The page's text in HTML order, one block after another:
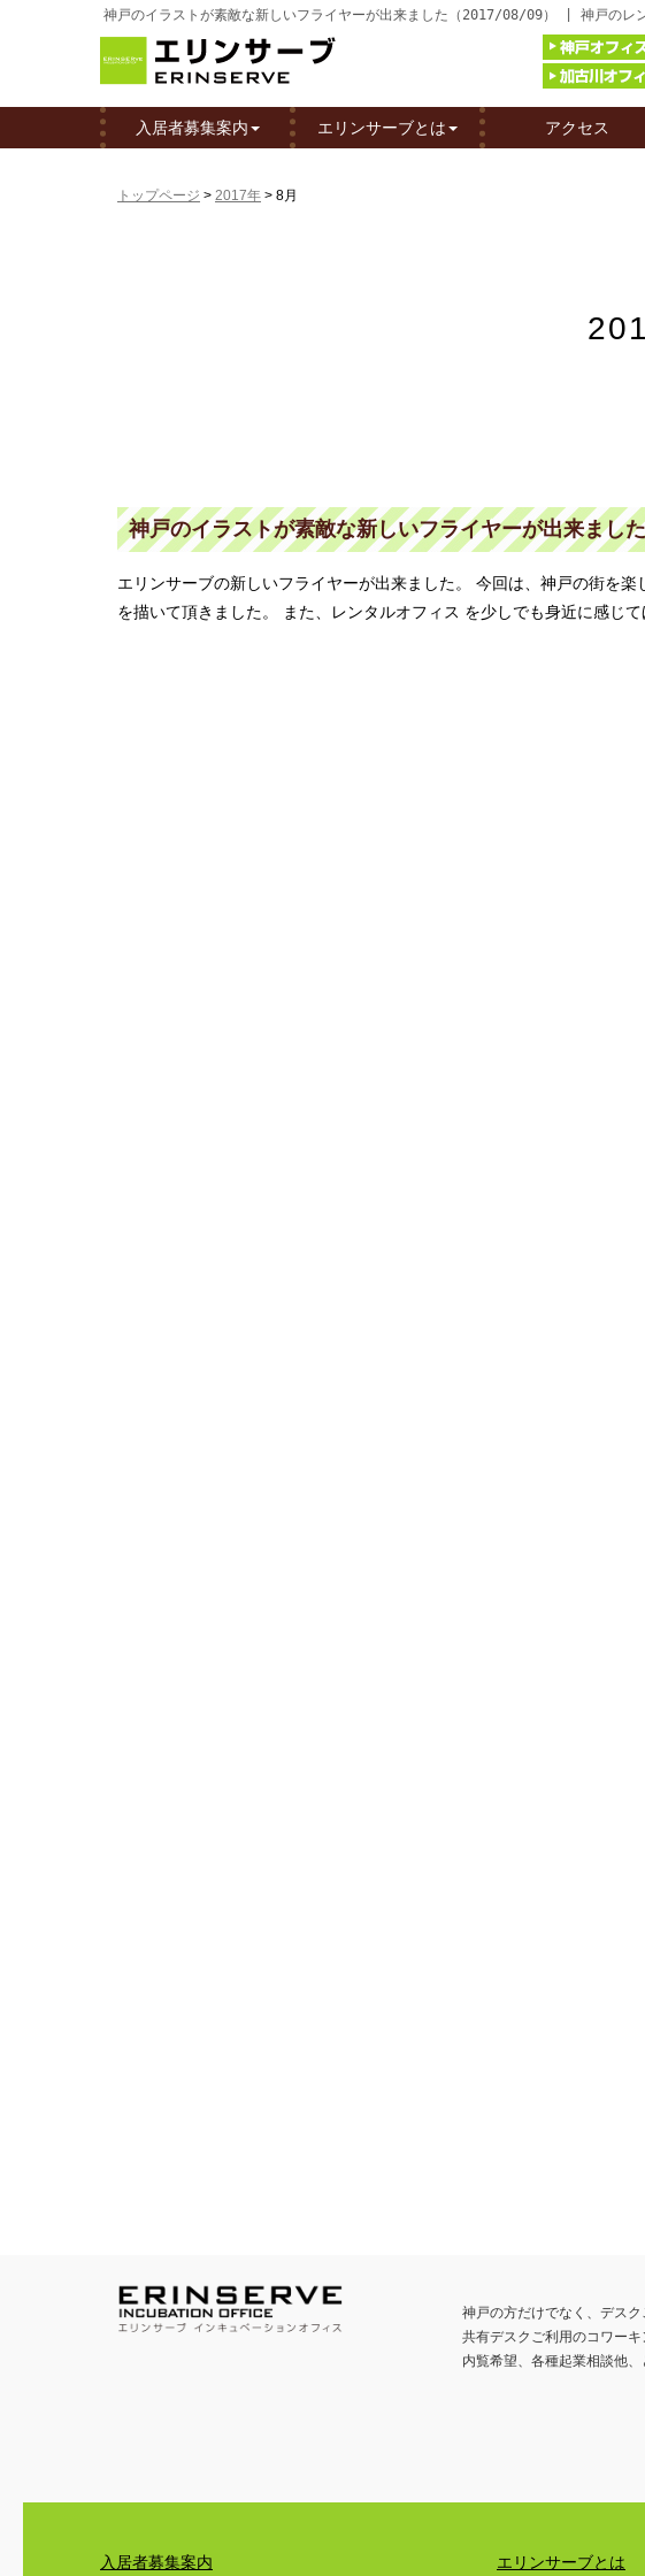
神戸のイラストが素敵な新しいフライヤーが出来ました（2017/08/09） | 神戸のレ
入居者募集案内 エリンサーブとは アクセス
トップページ > 2017年 > 8月
神戸のイラストが素敵な新しいフライヤーが出来まし
エリンサーブの新しいフライヤーが出来ました。 今回は、神戸の街を
を描いて頂きました。 また、レンタルオフィス を少しでも身近に感じ
神戸の方だけでなく、デス
共有デスクご利用のコワー
内覧希望、各種起業相談他
入居者募集案内 エリンサーブとは